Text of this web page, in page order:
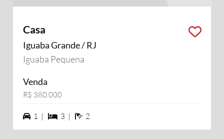
Casa
Iguaba Grande / RJ
Iguaba Pequena
Venda
R$ 380.000
1 vagas na garagem
1 | 3 dormiórios
3 | 2 banheiros
2